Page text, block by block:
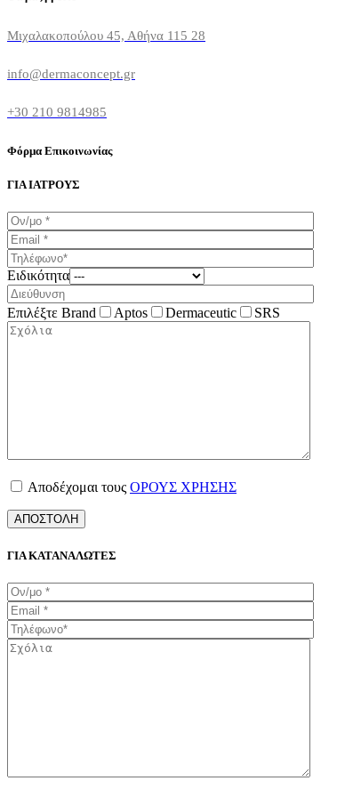
Μιχαλακοπούλου 45, Αθήνα 115 28
info@dermaconcept.gr
+30 210 9814985
Φόρμα Επικοινωνίας
ΓΙΑ ΙΑΤΡΟΥΣ
Ειδικότητα
Επιλέξτε Brand Aptos Dermaceutic SRS
Αποδέχομαι τους ΟΡΟΥΣ ΧΡΗΣΗΣ
ΓΙΑ ΚΑΤΑΝΑΛΩΤΕΣ